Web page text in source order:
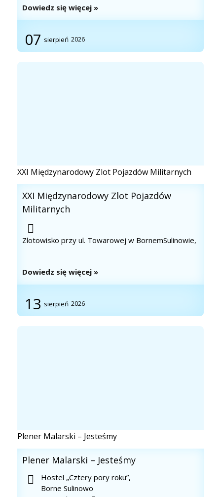
Dowiedz się więcej »
07 sierpień 2026
XXI Międzynarodowy Zlot Pojazdów Militarnych
XXI Międzynarodowy Zlot Pojazdów
Militarnych
Zlotowisko przy ul. Towarowej w BornemSulinowie,
Dowiedz się więcej »
13 sierpień 2026
Plener Malarski – Jesteśmy
Plener Malarski – Jesteśmy
Hostel „Cztery pory roku”,
Borne Sulinowo